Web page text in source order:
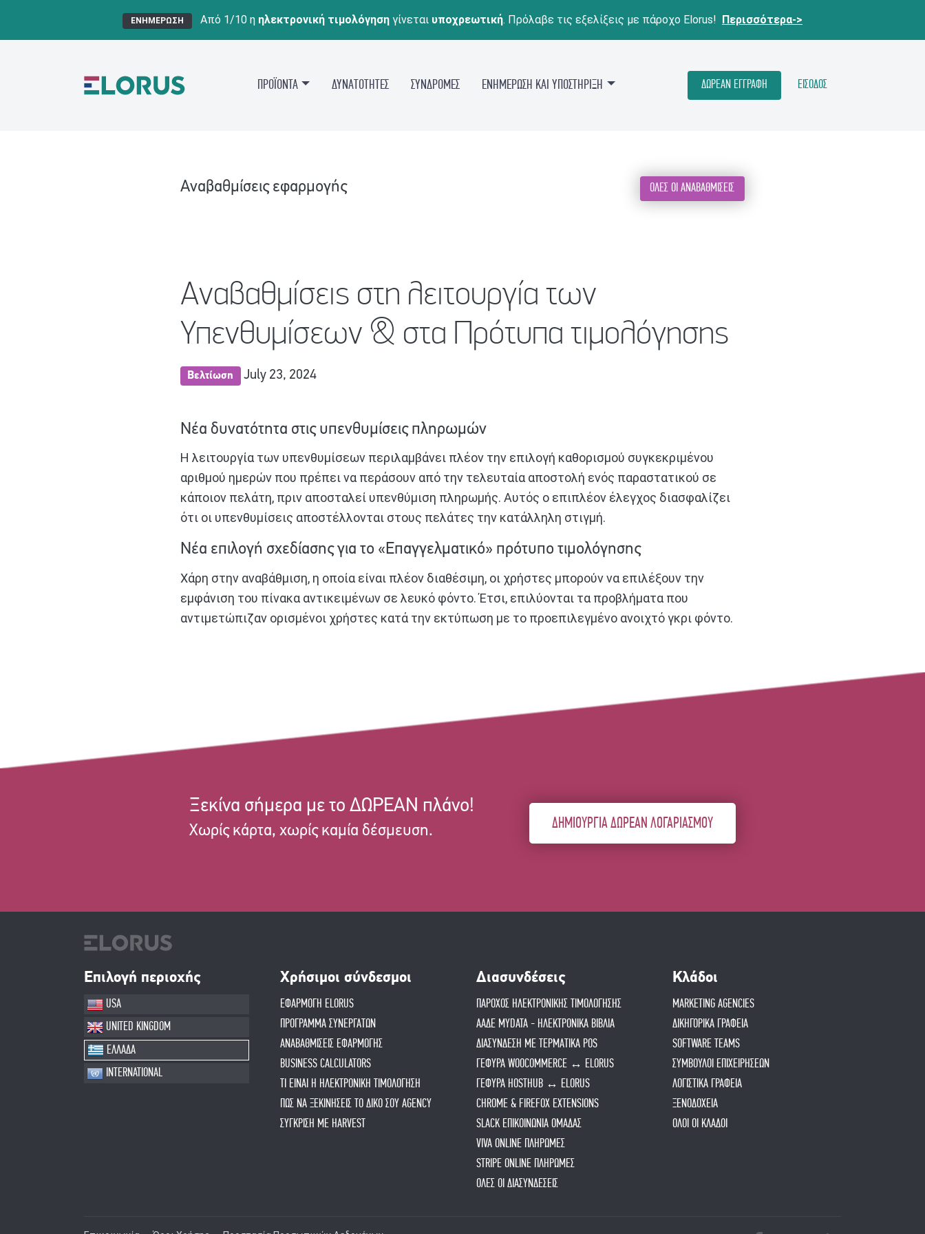
ΕΝΗΜΕΡΩΣΗ Από 1/10 η ηλεκτρονική τιμολόγηση γίνεται υποχρεωτική. Πρόλαβε τις εξελίξεις με πάροχο Elorus! Περισσότερα->
ΠΡΟΪΟΝΤΑ ΔΥΝΑΤΟΤΗΤΕΣ ΣΥΝΔΡΟΜΕΣ ΕΝΗΜΕΡΩΣΗ ΚΑΙ ΥΠΟΣΤΗΡΙΞΗ ΔΩΡΕΑΝ ΕΓΓΡΑΦΗ ΕΙΣΟΔΟΣ
Αναβαθμίσεις εφαρμογής ΟΛΕΣ ΟΙ ΑΝΑΒΑΘΜΙΣΕΙΣ
Αναβαθμίσεις στη λειτουργία των
Υπενθυμίσεων & στα Πρότυπα τιμολόγησης
Βελτίωση July 23, 2024
Νέα δυνατότητα στις υπενθυμίσεις πληρωμών
Η λειτουργία των υπενθυμίσεων περιλαμβάνει πλέον την επιλογή καθορισμού συγκεκριμένου
αριθμού ημερών που πρέπει να περάσουν από την τελευταία αποστολή ενός παραστατικού σε
κάποιον πελάτη, πριν αποσταλεί υπενθύμιση πληρωμής. Αυτός ο επιπλέον έλεγχος διασφαλίζει
ότι οι υπενθυμίσεις αποστέλλονται στους πελάτες την κατάλληλη στιγμή.
Νέα επιλογή σχεδίασης για το «Επαγγελματικό» πρότυπο τιμολόγησης
Χάρη στην αναβάθμιση, η οποία είναι πλέον διαθέσιμη, οι χρήστες μπορούν να επιλέξουν την
εμφάνιση του πίνακα αντικειμένων σε λευκό φόντο. Έτσι, επιλύονται τα προβλήματα που
αντιμετώπιζαν ορισμένοι χρήστες κατά την εκτύπωση με το προεπιλεγμένο ανοιχτό γκρι φόντο.
Ξεκίνα σήμερα με το ΔΩΡΕΑΝ πλάνο!
Χωρίς κάρτα, χωρίς καμία δέσμευση. ΔΗΜΙΟΥΡΓΙΑ ΔΩΡΕΑΝ ΛΟΓΑΡΙΑΣΜΟΥ
Επιλογή περιοχής
USA
UNITED KINGDOM
ΕΛΛΑΔΑ
INTERNATIONAL
Χρήσιμοι σύνδεσμοι
ΕΦΑΡΜΟΓΗ ELORUS
ΠΡΟΓΡΑΜΜΑ ΣΥΝΕΡΓΑΤΩΝ
ΑΝΑΒΑΘΜΙΣΕΙΣ ΕΦΑΡΜΟΓΗΣ
BUSINESS CALCULATORS
ΤΙ ΕΙΝΑΙ Η ΗΛΕΚΤΡΟΝΙΚΗ ΤΙΜΟΛΟΓΗΣΗ
ΠΏΣ ΝΑ ΞΕΚΙΝΉΣΕΙΣ ΤΟ ΔΙΚΌ ΣΟΥ AGENCY
ΣΥΓΚΡΙΣΗ ΜΕ HARVEST
Διασυνδέσεις
ΠΑΡΟΧΟΣ ΗΛΕΚΤΡΟΝΙΚΗΣ ΤΙΜΟΛΟΓΗΣΗΣ
ΑΑΔΕ MYDATA - ΗΛΕΚΤΡΟΝΙΚΑ ΒΙΒΛΙΑ
ΔΙΑΣΥΝΔΕΣΗ ΜΕ ΤΕΡΜΑΤΙΚΑ POS
ΓΕΦΥΡΑ WOOCOMMERCE ↔ ELORUS
ΓΕΦΥΡΑ HOSTHUB ↔ ELORUS
CHROME & FIREFOX EXTENSIONS
SLACK ΕΠΙΚΟΙΝΩΝΙΑ ΟΜΑΔΑΣ
VIVA ONLINE ΠΛΗΡΩΜΕΣ
STRIPE ONLINE ΠΛΗΡΩΜΕΣ
ΟΛΕΣ ΟΙ ΔΙΑΣΥΝΔΕΣΕΙΣ
Κλάδοι
MARKETING AGENCIES
ΔΙΚΗΓΟΡΙΚΑ ΓΡΑΦΕΙΑ
SOFTWARE TEAMS
ΣΥΜΒΟΥΛΟΙ ΕΠΙΧΕΙΡΗΣΕΩΝ
ΛΟΓΙΣΤΙΚΑ ΓΡΑΦΕΙΑ
ΞΕΝΟΔΟΧΕΙΑ
ΟΛΟΙ ΟΙ ΚΛΑΔΟΙ